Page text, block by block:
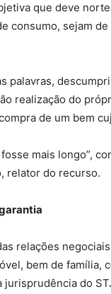
que deve
consumo, sejam
palavras,
realização do
de um bem
mais longo”,
relator do recurso.
relações
bem de família,
jurisprudência do